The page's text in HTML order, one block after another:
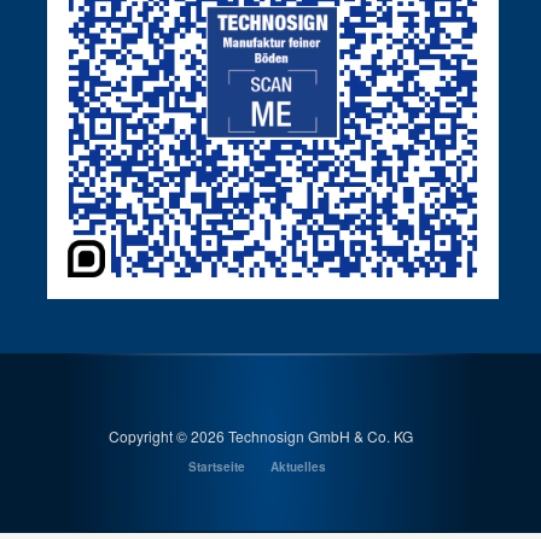
Copyright ©2026 Technosign GmbH & Co. KG
Startseite Aktuelles